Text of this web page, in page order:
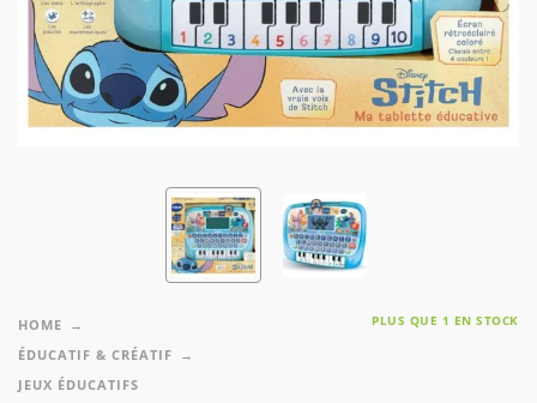
HOME
ÉDUCATIF & CRÉATIF
JEUX ÉDUCATIFS
PLUS QUE 1 EN STOCK